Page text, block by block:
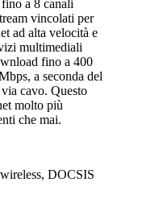
a 8 canali
vincolati per
ad alta velocità e
multimediali
fino a 400
a seconda del
cavo. Questo
molto più
che mai.